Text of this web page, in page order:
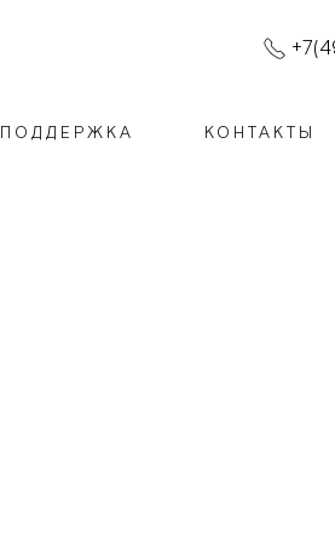
ПОДДЕРЖКА КОНТАКТЫ